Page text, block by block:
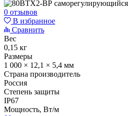
0 отзывов
В избранное
Сравнить
Вес
0,15 кг
Размеры
1 000 × 12,1 × 5,4 мм
Страна производитель
Россия
Степень защиты
IP67
Мощность, Вт/м